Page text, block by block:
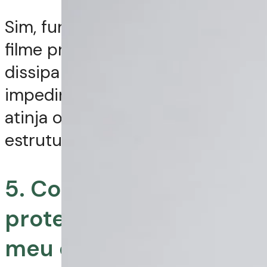
Sim, funciona. Ele forma um
filme protetor que absorve,
dissipa e distribui o calor,
impedindo que a temperatura
atinja o ponto de dano à
estrutura da haste capilar.
5. Como devo usar
protetor térmico no
meu cabelo antes de